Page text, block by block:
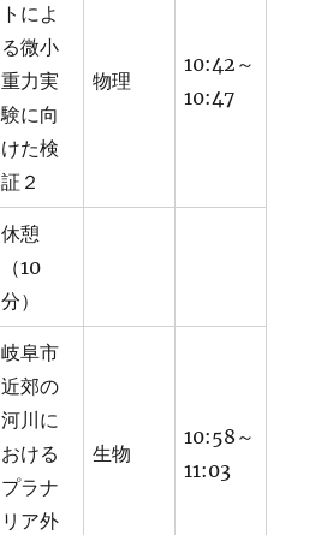
トによ
る微小
重力実
験に向
けた検
証２
物理
10:42～
10:47
休憩
（10
分）
岐阜市
近郊の
河川に
おける
プラナ
リア外
生物
10:58～
11:03